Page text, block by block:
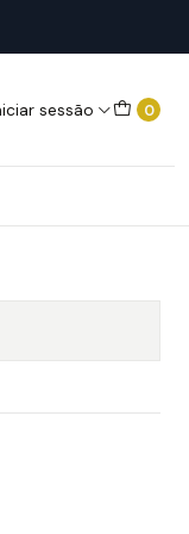
sessão 0